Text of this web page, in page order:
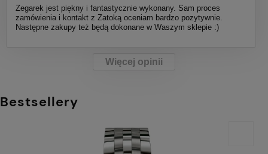
Zegarek jest piękny i fantastycznie wykonany. Sam proces
zamówienia i kontakt z Zatoką oceniam bardzo pozytywnie.
Następne zakupy też będą dokonane w Waszym sklepie :)
Więcej opinii
Bestsellery